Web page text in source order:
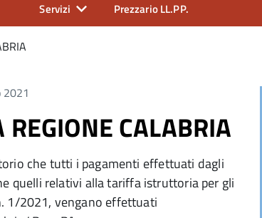
Servizi Prezzario LL.PP.
2021
CALABRIA
che tutti i pagamenti effettuati dagli
quelli relativi alla tariffa istruttoria per gli
1/2021, vengano effettuati